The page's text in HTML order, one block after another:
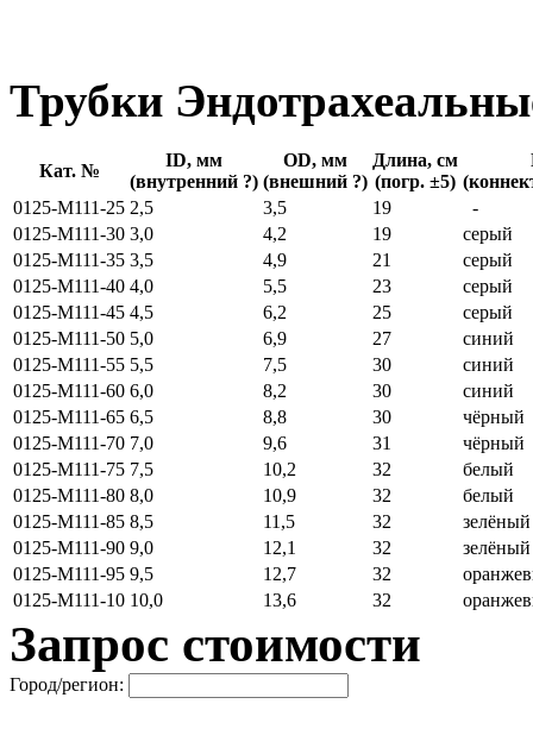
Трубки
Кат. №
ID, мм
(внутренний ?)
OD, мм
(внешний ?)
Длина, см
(погр. ±5)
0125-M111-25 2,5 3,5 19
-
0125-M111-30 3,0 4,2 19
серый
0125-M111-35 3,5 4,9 21
серый
0125-M111-40 4,0 5,5 23
серый
0125-M111-45 4,5 6,2 25
серый
0125-M111-50 5,0 6,9 27
синий
0125-M111-55 5,5 7,5 30
синий
0125-M111-60 6,0 8,2 30
синий
0125-M111-65 6,5 8,8 30
чёрный
0125-M111-70 7,0 9,6 31
чёрный
0125-M111-75 7,5 10,2 32
белый
0125-M111-80 8,0 10,9 32
белый
0125-M111-85 8,5 11,5 32
0125-M111-90 9,0 12,1 32
0125-M111-95 9,5 12,7 32
0125-M111-10 10,0 13,6 32
Запрос стоимости
Город/регион: